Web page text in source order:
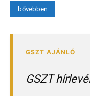
bővebben
GSZT